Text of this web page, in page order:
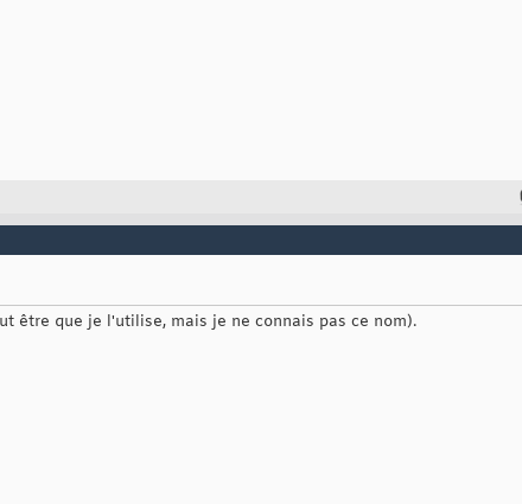
être que je l'utilise, mais je ne connais pas ce nom).